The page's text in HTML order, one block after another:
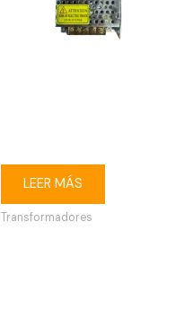
LEER MÁS
Transformadores